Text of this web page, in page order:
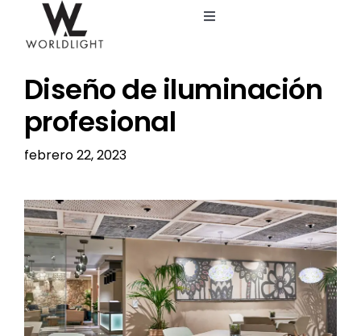
contenido
Toggle
Servicios
Catálogo
Blog
Nosotros
Diseño de iluminación
profesional
febrero 22, 2023
Ver
imagen
más
grande